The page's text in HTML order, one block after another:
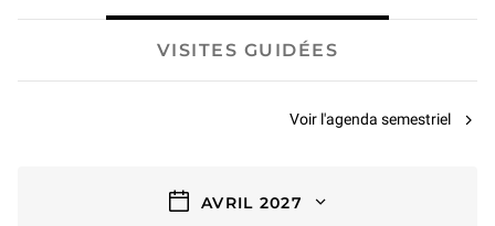
VISITES GUIDÉES
Voir l'agenda semestriel
AVRIL 2027